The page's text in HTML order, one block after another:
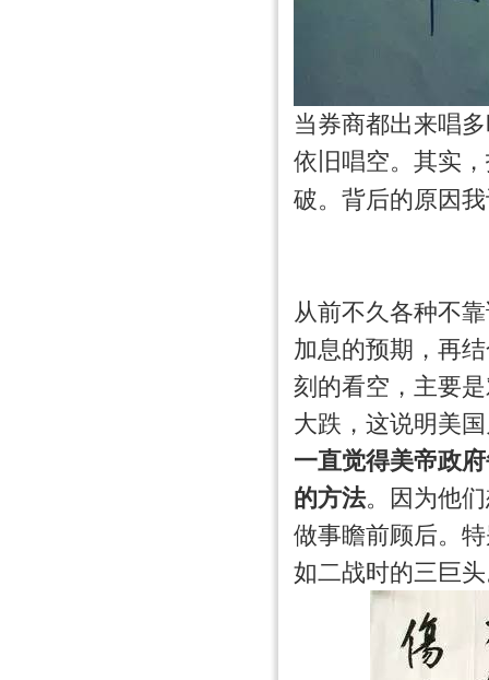
当券商都出来唱
依旧唱空。其实
破。背后的原因
从前不久各种不
加息的预期，再
刻的看空，主要
大跌，这说明美
一直觉得美帝政
的方法。因为他
做事瞻前顾后。
如二战时的三巨